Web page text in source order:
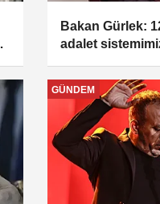
Bakan Gürlek:
adalet
GÜNDEM